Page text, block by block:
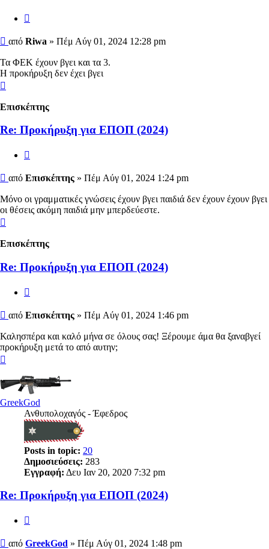
Δημοσίευση
από Riwa » Πέμ Αύγ 01, 2024 12:28 pm
Τα ΦΕΚ έχουν βγει και τα 3.
Η προκήρυξη δεν έχει βγει
Επισκέπτης
Re: Προκήρυξη για ΕΠΟΠ (2024)
Δημοσίευση
από Επισκέπτης » Πέμ Αύγ 01, 2024 1:24 pm
Μόνο οι γραμματικές γνώσεις έχουν βγει παιδιά δεν έχουν έχουν βγει
οι θέσεις ακόμη παιδιά μην μπερδεύεστε.
Επισκέπτης
Re: Προκήρυξη για ΕΠΟΠ (2024)
Δημοσίευση
από Επισκέπτης » Πέμ Αύγ 01, 2024 1:46 pm
Καλησπέρα και καλό μήνα σε όλους σας! Ξέρουμε άμα θα ξαναβγεί
προκήρυξη μετά το από αυτην;
GreekGod
Ανθυπολοχαγός - Έφεδρος
Posts in topic: 20
Δημοσιεύσεις: 283
Εγγραφή: Δευ Ιαν 20, 2020 7:32 pm
Re: Προκήρυξη για ΕΠΟΠ (2024)
Δημοσίευση
από GreekGod » Πέμ Αύγ 01, 2024 1:48 pm